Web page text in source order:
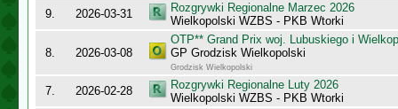
9.
2026-03-31
Rozgrywki Regionalne Marzec 2026
Wielkopolski WZBS - PKB Wtorki
8. 2026-03-08
OTP** Grand Prix woj. Lubuskiego i
GP Grodzisk Wielkopolski
Grodzisk Wielkopolski
7. 2026-02-28
Rozgrywki Regionalne Luty 2026
Wielkopolski WZBS - PKB Wtorki